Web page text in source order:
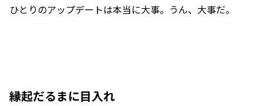
ひとりのアップデートは本当に大事。うん、大事だ。
縁起だるまに目入れ